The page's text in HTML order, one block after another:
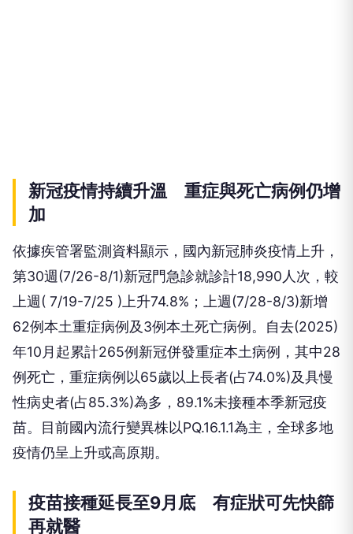
新冠疫情持續升溫 重症與死亡病例仍增
加
依據疾管署監測資料顯示，國內新冠肺炎疫情上升，
第30週(7/26-8/1)新冠門急診就診計18,990人次，較
上週( 7/19-7/25 )上升74.8%；上週(7/28-8/3)新增
62例本土重症病例及3例本土死亡病例。自去(2025)
年10月起累計265例新冠併發重症本土病例，其中28
例死亡，重症病例以65歲以上長者(占74.0%)及具慢
性病史者(占85.3%)為多，89.1%未接種本季新冠疫
苗。目前國內流行變異株以PQ.16.1.1為主，全球多地
疫情仍呈上升或高原期。
疫苗接種延長至9月底 有症狀可先快篩
再就醫